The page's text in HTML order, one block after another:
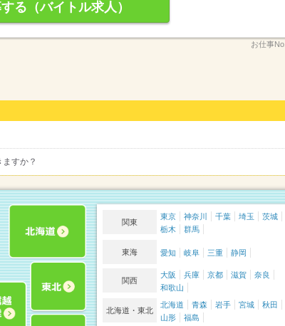
る（バイトル求人）
お仕事No.
すか？
関東
東京 神奈川 千葉 埼玉
茨城
栃木
群馬
東海 愛知 岐阜 三重 静岡
関西
大阪 兵庫 京都 滋賀
奈良
和歌山
北海道・東北
北海道 青森 岩手 宮城
秋田
山形
福島